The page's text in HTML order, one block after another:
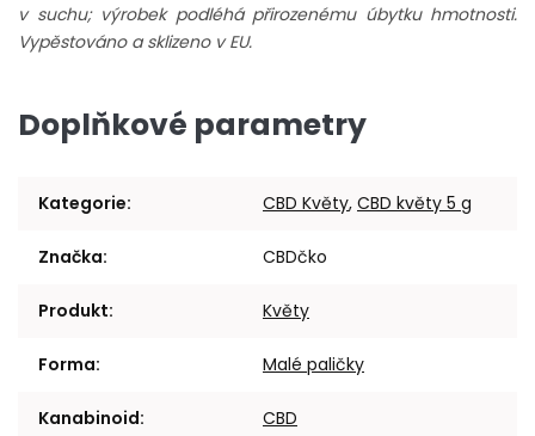
v suchu; výrobek podléhá přirozenému úbytku hmotnosti.
Vypěstováno a sklizeno v EU.
Doplňkové parametry
Kategorie: CBD Květy, CBD květy 5 g
Značka: CBDčko
Produkt: Květy
Forma: Malé paličky
Kanabinoid: CBD